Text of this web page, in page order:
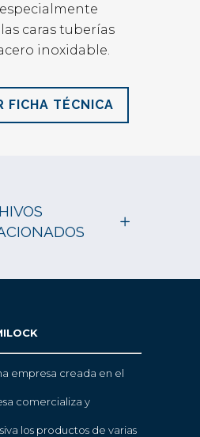
caras tuberías
inoxidable.
FICHA TÉCNICA
empresa creada en el
comercializa y
los productos de varias